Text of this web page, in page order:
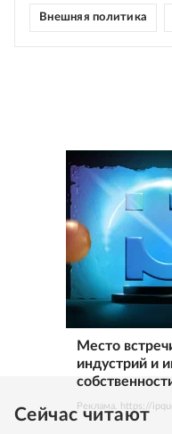
Внешняя политика
Место
индустрий и
Реклама. https://
Сейчас читают